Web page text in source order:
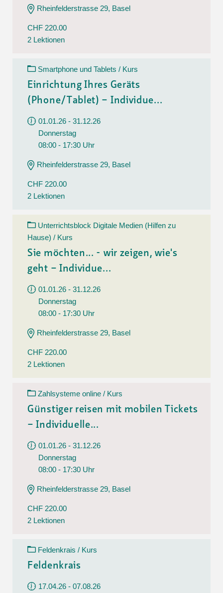
Rheinfelderstrasse 29, Basel
CHF 220.00
2 Lektionen
Smartphone und Tablets / Kurs
Einrichtung Ihres Geräts
(Phone/Tablet) – Individue...
01.01.26 - 31.12.26
Donnerstag
08:00 - 17:30 Uhr
Rheinfelderstrasse 29, Basel
CHF 220.00
2 Lektionen
Unterrichtsblock Digitale Medien (Hilfen zu
Hause) / Kurs
Sie möchten... - wir zeigen, wie's
geht – Individue...
01.01.26 - 31.12.26
Donnerstag
08:00 - 17:30 Uhr
Rheinfelderstrasse 29, Basel
CHF 220.00
2 Lektionen
Zahlsysteme online / Kurs
Günstiger reisen mit mobilen Tickets
– Individuelle...
01.01.26 - 31.12.26
Donnerstag
08:00 - 17:30 Uhr
Rheinfelderstrasse 29, Basel
CHF 220.00
2 Lektionen
Feldenkrais / Kurs
Feldenkrais
17.04.26 - 07.08.26